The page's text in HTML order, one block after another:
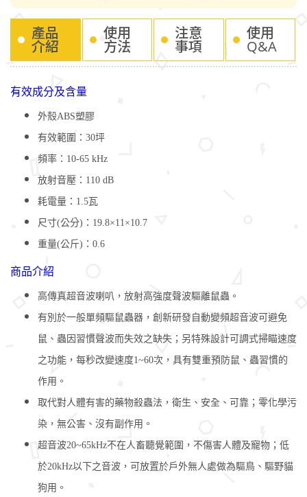
產品
介紹
使用
方法
注意
事項
使用
Q&A
有效成分及含量
外殼ABS塑膠
有效範圍：30坪
頻率：10-65 kHz
放射音壓：110 dB
耗電量：1.5瓦
尺寸(公分)：19.8×11×10.7
重量(公斤)：0.6
商品介紹
高傳真超音波喇叭，放射高強度聲波驅離鼠蟲。
有別於一般單頻驅鼠蟲器，創新研發自動變頻超音波可避免
鼠、蟲因習慣聲波而失效之缺失；另特殊設計可調式掃瞄速度
之功能，每秒改變速度1~60次，具有雙重預防鼠、蟲習慣的
作用。
取代對人體有害的藥物殺蟲法，衛生、安全、可靠；零化學污
染，無公害、沒有副作用。
超音波20~65kHz不在人畜聽覺範圍，不傷害人體及寵物；低
於20kHz以下之音波，可放置於戶外無人處做為驅鳥、驅野貓
狗用。